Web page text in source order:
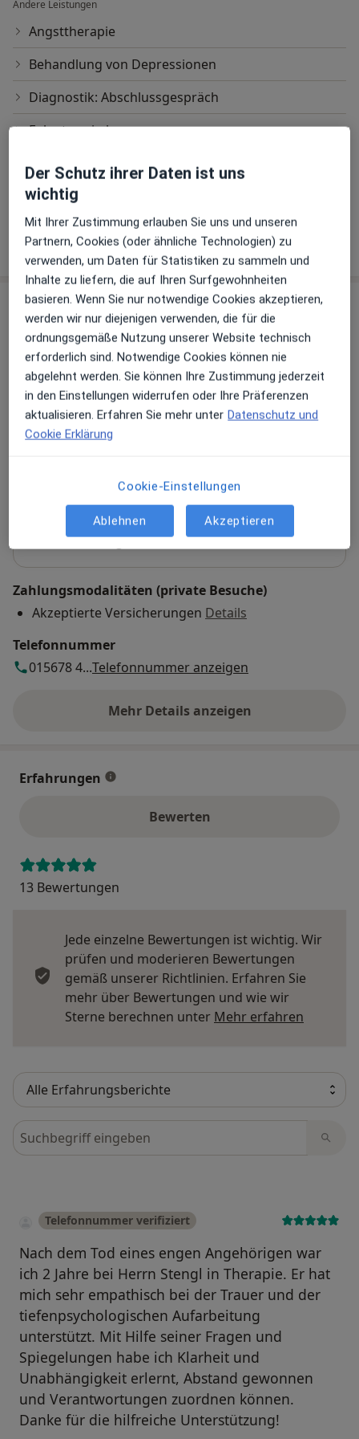
Vita
Nach meinem Studium der Betriebswirtschaftslehre
arbeitete ich 20 Jahre an den internationalen
Kapitalmärkten. In dieser Zeit beschäftigte ich mich
bereits intensiv mit der Psychologie der Finanzmärkte
neben meiner beruflichen Tätigkeit den Bachelor of
Science in Psychologie. Dieses Studium bestärkte
meinen Wunsch mich beruflich ganz der Psychologie
und Psychotherapie zu widmen. Ich absolvierte den
Masterstudiengang der Psychologie an der Johannes
Gutenberg-Universität Mainz. Daran schloss sich
meine psychotherapeutische Ausbildung im
Weiterbildungsstudiengang Psychodynamische
Psychotherapie der Universitätsmedizin Mainz an.
Andere Leistungen
Angsttherapie
Behandlung von Depressionen
Diagnostik: Abschlussgespräch
Folgetermin lang
Psychotherapie
Psychotherapie (Folgetermin)
Wie funktioniert die Preisbildung?
Praxis
Praxis Thomas Stengl Psycholog.
Psychotherapeut
Kaiserhofstr. 18, Innenstadt I, 60313Frankfurt
Privatpraxis
Verfügbarkeit
M.Sc. Psych. Thomas Stengl bietet an diesem
Standort über Jameda keine Online-
Terminbuchung an
Zahlungsmodalitäten (private Besuche)
Akzeptierte Versicherungen Details
Telefonnummer
015678 4...Telefonnummer anzeigen
Mehr Details anzeigen
über die Adresse
Erfahrungen
Bewerten
13 Bewertungen
Jede einzelne Bewertungen ist wichtig. Wir
prüfen und moderieren Bewertungen
gemäß unserer Richtlinien. Erfahren Sie
mehr über Bewertungen und wie wir
Sterne berechnen unter Mehr erfahren
Bewertungen durchsuchen
Telefonnummer verifiziert
Nach dem Tod eines engen Angehörigen war
ich 2 Jahre bei Herrn Stengl in Therapie. Er hat
mich sehr empathisch bei der Trauer und der
tiefenpsychologischen Aufarbeitung
unterstützt. Mit Hilfe seiner Fragen und
Spiegelungen habe ich Klarheit und
Unabhängigkeit erlernt, Abstand gewonnen
und Verantwortungen zuordnen können.
Danke für die hilfreiche Unterstützung!
Der Schutz ihrer Daten ist uns
wichtig
Mit Ihrer Zustimmung erlauben Sie uns und unseren
Partnern, Cookies (oder ähnliche Technologien) zu
verwenden, um Daten für Statistiken zu sammeln und
Inhalte zu liefern, die auf Ihren Surfgewohnheiten
basieren. Wenn Sie nur notwendige Cookies akzeptieren,
werden wir nur diejenigen verwenden, die für die
ordnungsgemäße Nutzung unserer Website technisch
erforderlich sind. Notwendige Cookies können nie
abgelehnt werden. Sie können Ihre Zustimmung jederzeit
in den Einstellungen widerrufen oder Ihre Präferenzen
aktualisieren. Erfahren Sie mehr unter Datenschutz und
Cookie Erklärung
Cookie-Einstellungen
Ablehnen Akzeptieren